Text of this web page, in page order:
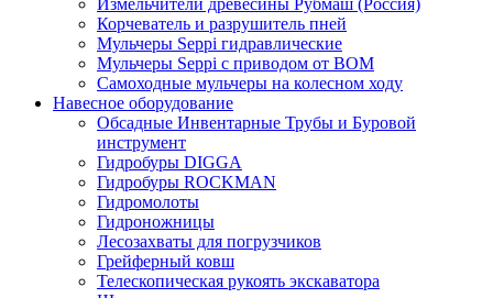
Измельчители древесины Рубмаш (Россия)
Корчеватель и разрушитель пней
Мульчеры Seppi гидравлические
Мульчеры Seppi с приводом от ВОМ
Самоходные мульчеры на колесном ходу
Навесное оборудование
Обсадные Инвентарные Трубы и Буровой
инструмент
Гидробуры DIGGA
Гидробуры ROCKMAN
Гидромолоты
Гидроножницы
Лесозахваты для погрузчиков
Грейферный ковш
Телескопическая рукоять экскаватора